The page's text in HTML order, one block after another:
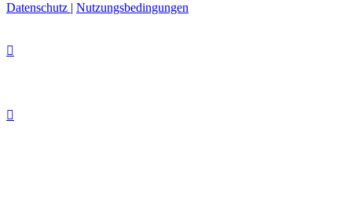
Datenschutz | Nutzungsbedingungen